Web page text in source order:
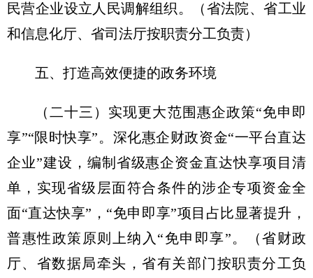
民营企业设立人民调解组织。
（省法院、省工业
和信息化厅、省司法厅按职责分工负责）
五、打造高效便捷的政务环境
（二十三）实现更大范围惠企政策“免申即
享”“限时快享”。 深化惠企财政资金“一平台直达
企业”建设，编制省级惠企资金直达快享项目清
单，实现省级层面符合条件的涉企专项资金全
面“直达快享”，“免申即享”项目占比显著提升，
普惠性政策原则上纳入“免申即享”。
（省财政
厅、省数据局牵头，省有关部门按职责分工负